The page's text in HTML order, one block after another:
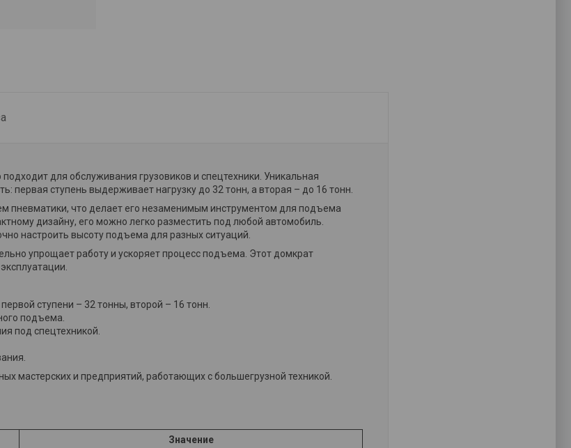
для обслуживания грузовиков и спецтехники. Уникальная
первая ступень выдерживает нагрузку до 32 тонн, а вторая – до 16 тонн.
пневматики, что делает его незаменимым инструментом для подъема
дизайну, его можно легко разместить под любой автомобиль.
настроить высоту подъема для разных ситуаций.
упрощает работу и ускоряет процесс подъема. Этот домкрат
ступени – 32 тонны, второй – 16 тонн.
подъема.
под спецтехникой.
мастерских и предприятий, работающих с большегрузной техникой.
Значение